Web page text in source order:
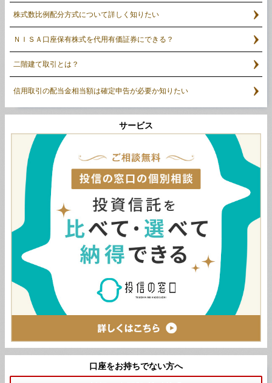
株式数比例配分方式について詳しく知りたい
ＮＩＳＡ口座保有株式を代用有価証券にできる？
二階建て取引とは？
信用取引の配当金相当額は確定申告が必要か知りたい
サービス
口座をお持ちでない方へ